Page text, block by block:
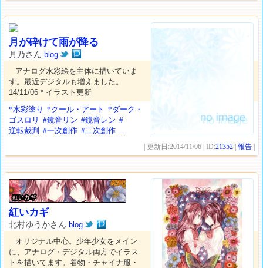
月が砕けて雨が降る
月乃さんblog
アナログ水彩絵を主体に描いていま
す。最近デジタルも増えました。
14/11/06 * イラスト更新
*水彩塗り
*クール・アート
*ダーク・
ゴスロリ
#鏡音リン #鏡音レン #
逆転裁判
#一次創作 #二次創作 ...
| 更新日:2014/11/06 | ID:21352 |報告
紅いカギ
北村ゆうかさんblog
オリジナル中心。少年少女をメイン
に、アナログ・デジタル両方でイラス
トを描いてます。着物・チャイナ服・